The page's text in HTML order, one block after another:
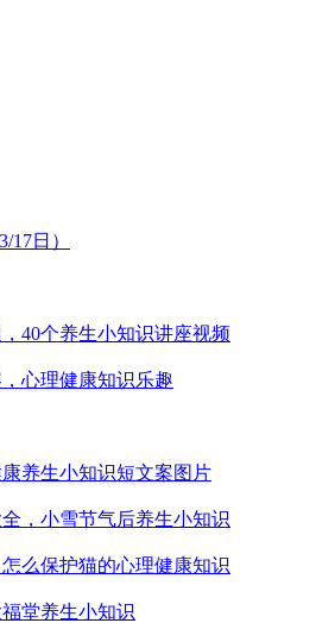
17日）
40个养生小知识讲座视频
心理健康知识乐趣
养生小知识短文案图片
，小雪节气后养生小知识
么保护猫的心理健康知识
堂养生小知识